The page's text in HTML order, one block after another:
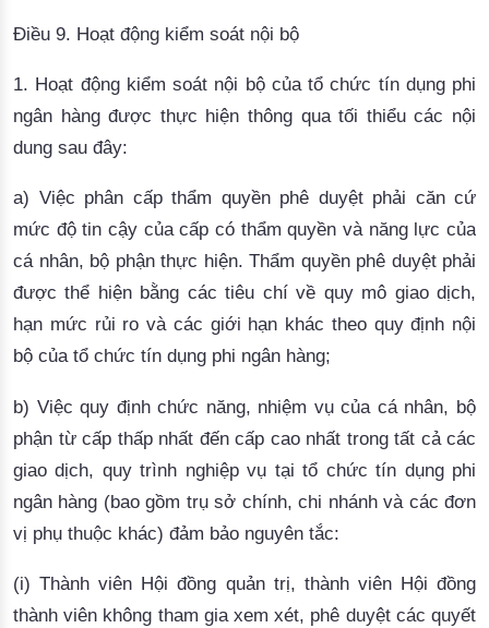
Điều 9. Hoạt động kiểm soát nội bộ
1. Hoạt động kiểm soát nội bộ của tổ chức tín dụng phi
ngân hàng được thực hiện thông qua tối thiểu các nội
dung sau đây:
a) Việc phân cấp thẩm quyền phê duyệt phải căn cứ
mức độ tin cậy của cấp có thẩm quyền và năng lực của
cá nhân, bộ phận thực hiện. Thẩm quyền phê duyệt phải
được thể hiện bằng các tiêu chí về quy mô giao dịch,
hạn mức rủi ro và các giới hạn khác theo quy định nội
bộ của tổ chức tín dụng phi ngân hàng;
b) Việc quy định chức năng, nhiệm vụ của cá nhân, bộ
phận từ cấp thấp nhất đến cấp cao nhất trong tất cả các
giao dịch, quy trình nghiệp vụ tại tổ chức tín dụng phi
ngân hàng (bao gồm trụ sở chính, chi nhánh và các đơn
vị phụ thuộc khác) đảm bảo nguyên tắc:
(i) Thành viên Hội đồng quản trị, thành viên Hội đồng
thành viên không tham gia xem xét, phê duyệt các quyết